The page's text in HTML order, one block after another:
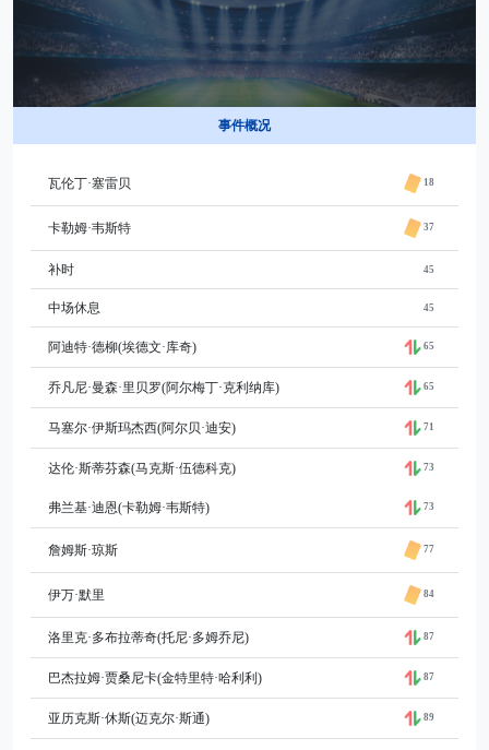
事件概况
瓦伦丁·塞雷贝 18
卡勒姆·韦斯特 37
补时 45
中场休息 45
阿迪特·德柳(埃德文·库奇) 65
乔凡尼·曼森·里贝罗(阿尔梅丁·克利纳库) 65
马塞尔·伊斯玛杰西(阿尔贝·迪安) 71
达伦·斯蒂芬森(马克斯·伍德科克) 73
弗兰基·迪恩(卡勒姆·韦斯特) 73
詹姆斯·琼斯 77
伊万·默里 84
洛里克·多布拉蒂奇(托尼·多姆乔尼) 87
巴杰拉姆·贾桑尼卡(金特里特·哈利利) 87
亚历克斯·休斯(迈克尔·斯通) 89